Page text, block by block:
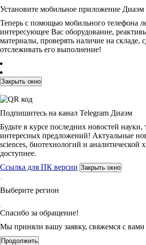
Установите мобильное приложение Диаэм
Теперь с помощью мобильного телефона
интересующее Вас оборудование,
материалы, проверять наличие на складе,
отслеживать его выполнение!
Закрыть окно
Подпишитесь на канал Telegram Диаэм
Будьте в курсе последних новостей науки,
интересных предложений! Актуальные
sciences, биотехнологий и аналитической
доступнее.
Ссылка для ПК версии Закрыть окно
Выберите регион
Спасибо за обращение!
Мы приняли вашу заявку, свяжемся с
Продолжить